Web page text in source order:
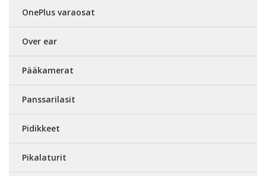
OnePlus varaosat
Over ear
Pääkamerat
Panssarilasit
Pidikkeet
Pikalaturit